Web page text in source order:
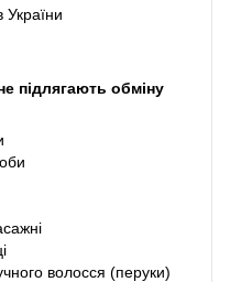
України
підлягають обміну
волосся (перуки)